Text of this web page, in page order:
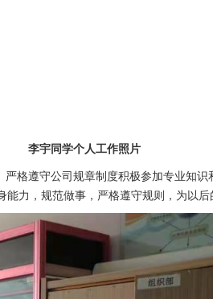
李宇同学个人工作照片
格遵守公司规章制度积极参加专业知
力，规范做事，严格遵守规则，为以后